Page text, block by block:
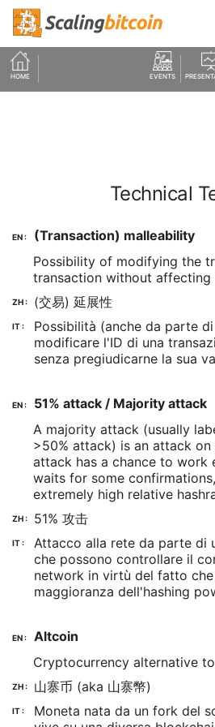
HOME EVENTS
Technical
EN :
(Transaction) malleability
Possibility of modifying the
transaction without affecting
ZH : (交易) 延展性
IT :
Possibilità (anche da parte
modificare l'ID di una
senza pregiudicarne la sua
EN :
51% attack / Majority attack
A majority attack (usually
>50% attack) is an attack
attack has a chance to work
waits for some
extremely high relative
ZH : 51% 攻击
IT :
Attacco alla rete da parte di
che possono controllare il
network in virtù del fatto
maggioranza dell'hashing
EN :
Altcoin
Cryptocurrency alternative
ZH : 山寨币 (aka 山寨幣)
IT :
Moneta nata da un fork del